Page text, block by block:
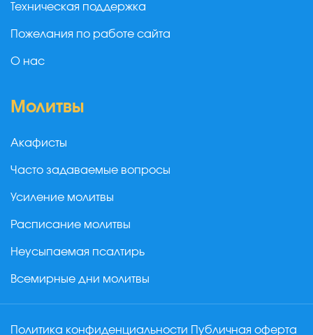
Техническая поддержка
Пожелания по работе сайта
О нас
Молитвы
Акафисты
Часто задаваемые вопросы
Усиление молитвы
Расписание молитвы
Неусыпаемая псалтирь
Всемирные дни молитвы
Политика конфиденциальности Публичная оферта